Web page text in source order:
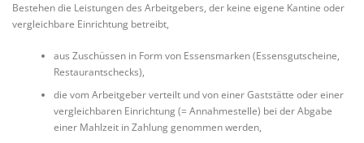
Bestehen die Leistungen des Arbeitgebers, der keine eigene Kantine oder
vergleichbare Einrichtung betreibt,
aus Zuschüssen in Form von Essensmarken (Essensgutscheine,
Restaurantschecks),
die vom Arbeitgeber verteilt und von einer Gaststätte oder einer
vergleichbaren Einrichtung (= Annahmestelle) bei der Abgabe
einer Mahlzeit in Zahlung genommen werden,